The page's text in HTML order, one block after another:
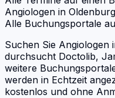
Angiologen in Oldenburg
Alle Buchungsportale
Suchen Sie Angiologen
durchsucht Doctolib,
weitere
werden in Echtzeit
kostenlos und ohne